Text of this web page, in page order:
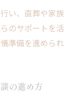
び方
ラン
まとめ
い、直葬や家族
のサポートを活
準備を進められ
の進め方